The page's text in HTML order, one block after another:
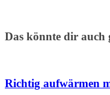
Das könnte dir auch
Richtig aufwärmen